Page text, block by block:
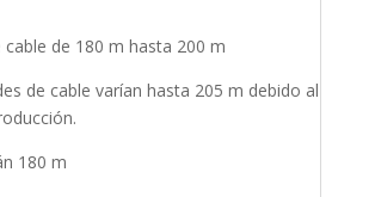
de 180 m hasta 200 m
de cable varían hasta 205 m debido al
180 m